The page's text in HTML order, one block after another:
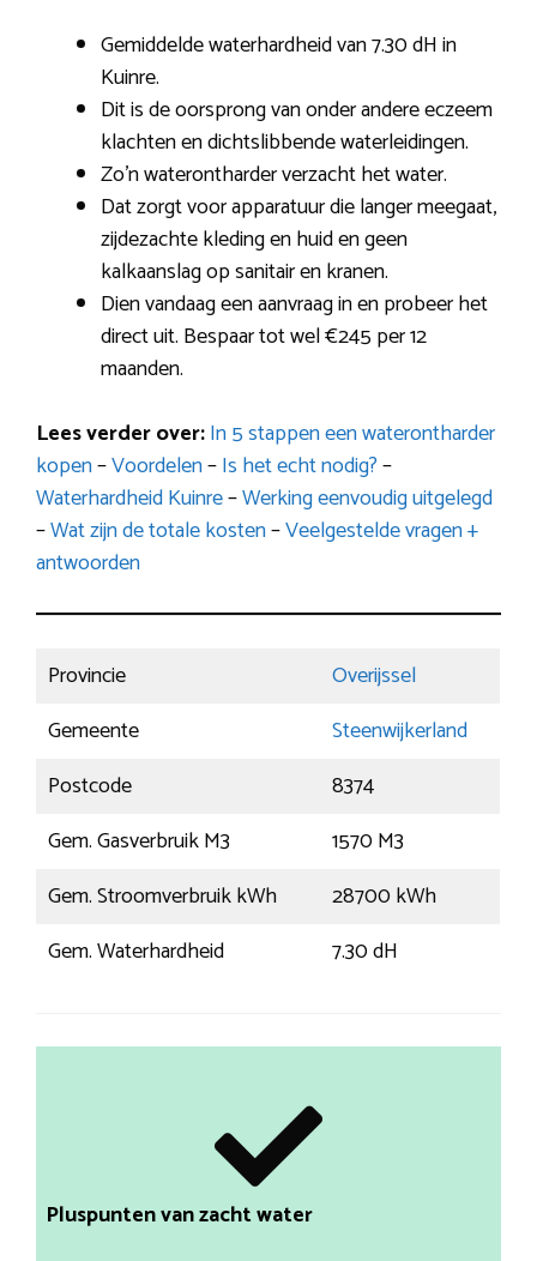
Gemiddelde waterhardheid van 7.30 dH in
Kuinre.
Dit is de oorsprong van onder andere eczeem
klachten en dichtslibbende waterleidingen.
Zo’n waterontharder verzacht het water.
Dat zorgt voor apparatuur die langer meegaat,
zijdezachte kleding en huid en geen
kalkaanslag op sanitair en kranen.
Dien vandaag een aanvraag in en probeer het
direct uit. Bespaar tot wel €245 per 12
maanden.
Lees verder over:In 5 stappen een waterontharder
kopen–Voordelen–Is het echt nodig?–
Waterhardheid Kuinre–Werking eenvoudig uitgelegd
–Wat zijn de totale kosten–Veelgestelde vragen +
antwoorden
Provincie
Overijssel
Gemeente
Steenwijkerland
Postcode
8374
Gem. Gasverbruik M3
1570 M3
Gem. Stroomverbruik kWh
28700 kWh
Gem. Waterhardheid
7.30 dH
Pluspunten van zacht water